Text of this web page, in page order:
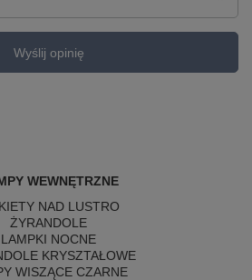
Wyślij opinię
WEWNĘTRZNE
NAD LUSTRO
ŻYRANDOLE
LAMPKI NOCNE
KRYSZTAŁOWE
WISZĄCE CZARNE